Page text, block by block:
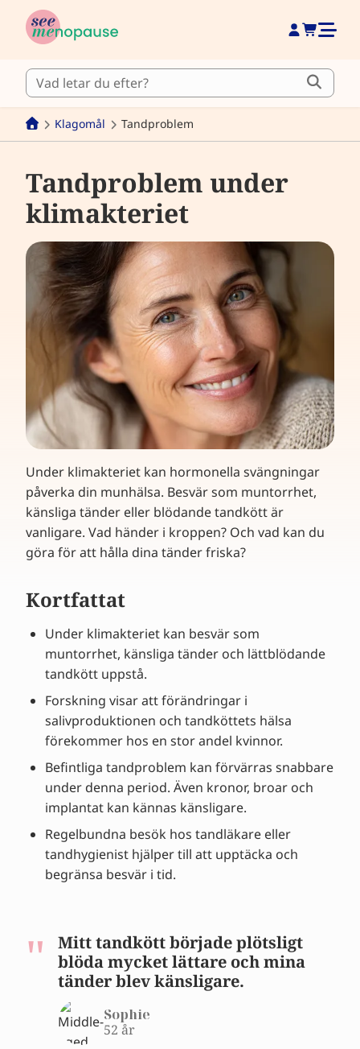
Klagomål Tandproblem
Tandproblem under
klimakteriet
Under klimakteriet kan hormonella svängningar
påverka din munhälsa. Besvär som muntorrhet,
känsliga tänder eller blödande tandkött är
vanligare. Vad händer i kroppen? Och vad kan du
göra för att hålla dina tänder friska?
Kortfattat
Under klimakteriet kan besvär som
muntorrhet, känsliga tänder och lättblödande
tandkött uppstå.
Forskning visar att förändringar i
salivproduktionen och tandköttets hälsa
förekommer hos en stor andel kvinnor.
Befintliga tandproblem kan förvärras snabbare
under denna period. Även kronor, broar och
implantat kan kännas känsligare.
Regelbundna besök hos tandläkare eller
tandhygienist hjälper till att upptäcka och
begränsa besvär i tid.
Mitt tandkött började plötsligt
blöda mycket lättare och mina
tänder blev känsligare.
Sophie
52 år